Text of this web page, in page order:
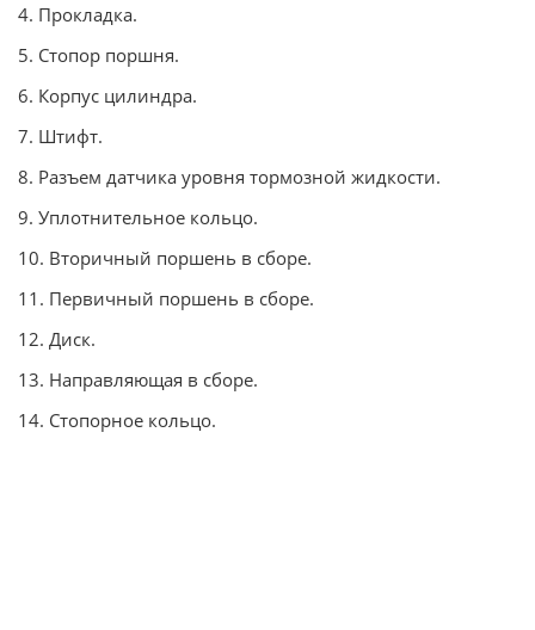
4. Прокладка.
5. Стопор поршня.
6. Корпус цилиндра.
7. Штифт.
8. Разъем датчика уровня тормозной жидкости.
9. Уплотнительное кольцо.
10. Вторичный поршень в сборе.
11. Первичный поршень в сборе.
12. Диск.
13. Направляющая в сборе.
14. Стопорное кольцо.